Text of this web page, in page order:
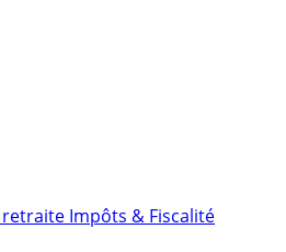
retraite Impôts & Fiscalité